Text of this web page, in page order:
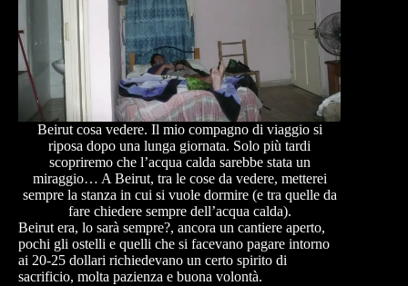
Beirut cosa vedere. Il mio compagno di viaggio si
riposa dopo una lunga giornata. Solo più tardi
scopriremo che l’acqua calda sarebbe stata un
miraggio… A Beirut, tra le cose da vedere, metterei
sempre la stanza in cui si vuole dormire (e tra quelle da
fare chiedere sempre dell’acqua calda).
Beirut era, lo sarà sempre?, ancora un cantiere aperto,
pochi gli ostelli e quelli che si facevano pagare intorno
ai 20-25 dollari richiedevano un certo spirito di
sacrificio, molta pazienza e buona volontà.